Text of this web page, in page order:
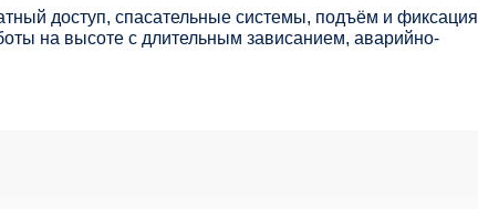
доступ, спасательные системы, подъём и фиксация
на высоте с длительным зависанием, аварийно-